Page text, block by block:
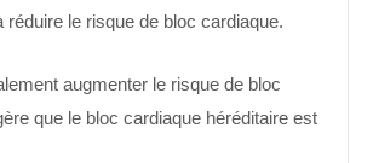
le risque de bloc cardiaque.
augmenter le risque de bloc
que le bloc cardiaque héréditaire est